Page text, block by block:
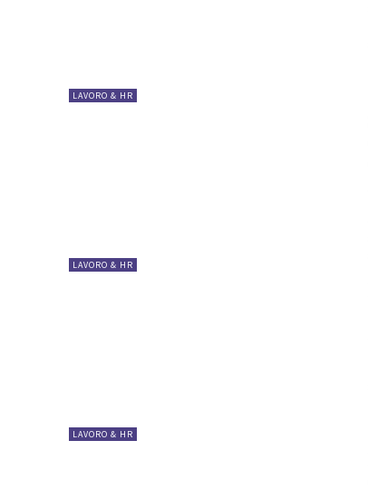
LAVORO & HR
LAVORO & HR
LAVORO & HR